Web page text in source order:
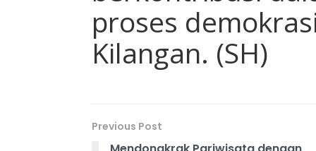
proses
Kilangan. (SH)
Previous Post